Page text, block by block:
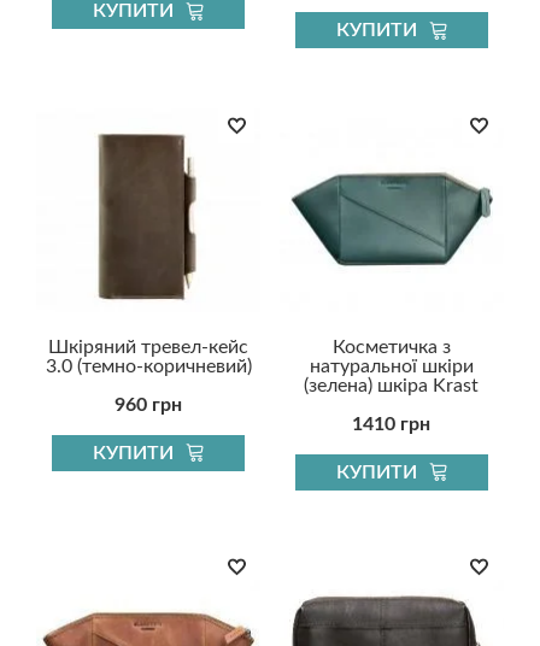
КУПИТИ
КУПИТИ
Шкіряний тревел-кейс
3.0 (темно-коричневий)
960 грн
КУПИТИ
Косметичка з
натуральної шкіри
(зелена) шкіра Krast
1410 грн
КУПИТИ